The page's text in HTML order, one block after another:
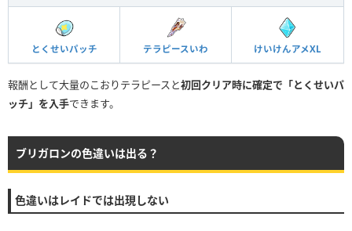
とくせいパッチ テラピースいわ けいけんアメXL
報酬として大量のこおりテラピースと初回クリア時に確定で「とくせいパ
ッチ」を入手できます。
ブリガロンの色違いは出る？
色違いはレイドでは出現しない